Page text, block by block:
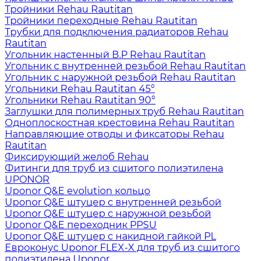
Тройники Rehau Rautitan
Тройники переходные Rehau Rautitan
Трубки для подключения радиаторов Rehau
Rautitan
Угольник настенный В.Р Rehau Rautitan
Угольник с внутренней резьбой Rehau Rautitan
Угольник с наружной резьбой Rehau Rautitan
Угольники Rehau Rautitan 45°
Угольники Rehau Rautitan 90°
Заглушки для полимерных труб Rehau Rautitan
Одноплоскостная крестовина Rehau Rautitan
Направляющие отводы и фиксаторы Rehau
Rautitan
Фиксирующий желоб Rehau
Фитинги для труб из сшитого полиэтилена
UPONOR
Uponor Q&E evolution кольцо
Uponor Q&E штуцер с внутренней резьбой
Uponor Q&E штуцер с наружной резьбой
Uponor Q&E переходник PPSU
Uponor Q&E штуцер с накидной гайкой PL
Евроконус Uponor FLEX-X для труб из сшитого